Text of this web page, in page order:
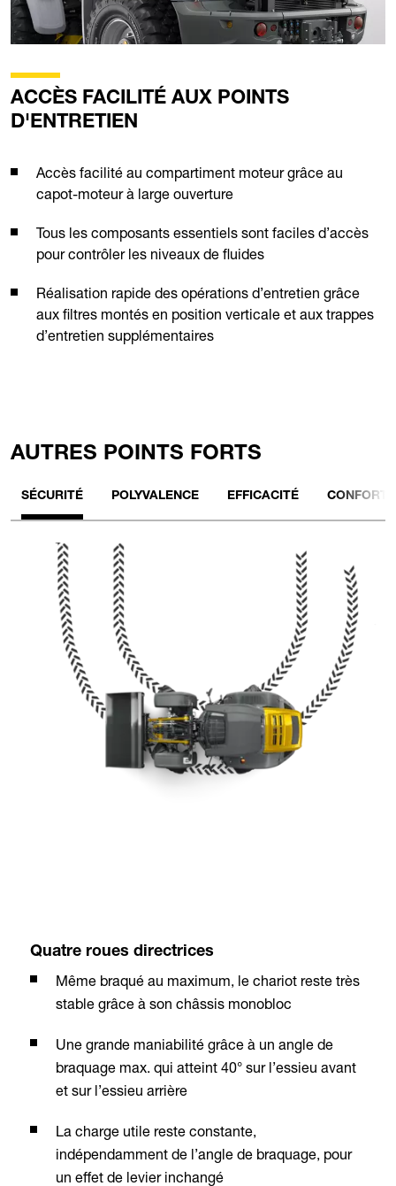
ACCÈS FACILITÉ AUX POINTS
D'ENTRETIEN
Accès facilité au compartiment moteur grâce au
capot-moteur à large ouverture
Tous les composants essentiels sont faciles d’accès
pour contrôler les niveaux de fluides
Réalisation rapide des opérations d’entretien grâce
aux filtres montés en position verticale et aux trappes
d’entretien supplémentaires
AUTRES POINTS FORTS
SÉCURITÉ POLYVALENCE EFFICACITÉ CONFORT
Quatre roues directrices
Même braqué au maximum, le chariot reste très
stable grâce à son châssis monobloc
Une grande maniabilité grâce à un angle de
braquage max. qui atteint 40° sur l’essieu avant
et sur l’essieu arrière
La charge utile reste constante,
indépendamment de l’angle de braquage, pour
un effet de levier inchangé